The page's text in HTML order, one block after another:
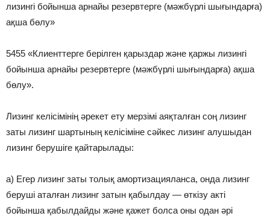
лизингі бойынша арнайы резервтерге (мәжбүрлі шығындарға)
ақша бөлу»
5455 «Клиенттерге берілген қарыздар және қаржы лизингі
бойынша арнайы резервтерге (мәжбүрлі шығындарға) ақша
бөлу».
Лизинг келісімінің әрекет ету мерзімі аяқталған соң лизинг
заты лизинг шартының келісіміне сәйкес лизинг алушыдан
лизинг берушіге қайтарылады:
а) Егер лизинг заты толық амортизацияланса, онда лизинг
беруші аталған лизинг затын қабылдау — өткізу акті
бойынша қабылдайды және қажет болса оны одан әрі